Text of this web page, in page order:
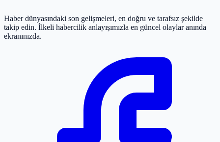
Haber dünyasındaki son gelişmeleri, en doğru ve tarafsız şekilde
takip edin. İlkeli habercilik anlayışımızla en güncel olaylar anında
ekranınızda.